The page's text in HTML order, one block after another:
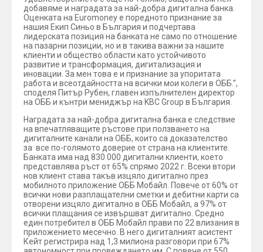
добавяме и наградата за най-добра дигитална банка.
Оценката на Euromoney е поредното признание за
нашия Екип Синьо в България и подчертава
лидерската позиция на банката не само по отношение
на пазарни позиции, но и в такива важни за нашите
клиенти и общество области като устойчивото
развитие и трансформация, дигитализация и
иновации. За мен това е и признание за упоритата
работа и всеотдайността на всички мои колеги в ОББ.”,
споделя Питър Рубен, главен изпълнителен директор
на ОББ и кънтри мениджър на KBC Group в България.
Наградата за най-добра дигитална банка е следствие
на впечатляващите ръстове при ползването на
дигиталните канали на ОББ, които са доказателство
за все по-голямото доверие от страна на клиентите.
Банката има над 830 000 дигитални клиенти, което
представлява ръст от 65% спрямо 2022 г. Всеки втори
нов клиент става такъв изцяло дигитално през
мобилното приложение ОББ Мобайл. Повече от 60% от
всички нови разплащателни сметки и дебитни карти са
отворени изцяло дигитално в ОББ Мобайл, а 97% от
всички плащания се извършват дигитално. Средно
един потребител в ОББ Мобайл прави по 22 влизания в
приложението месечно. В него дигиталният асистент
Кейт регистрира над 1,3 милиона разговори при 67%